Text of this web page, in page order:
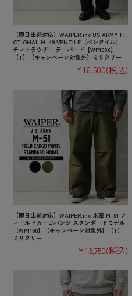
【即日出荷対応】WAIPER.inc US ARMY FI
CTIONAL M-49 VENTILE（ベンタイル）
チノトラウザー テーパード【WP1086】
【T】【キャンペーン対象外】ミリタリー
¥16,500(税込)
【即日出荷対応】WAIPER.inc 米軍 M-51 フ
ィールドカーゴパンツ スタンダードモデル
【WP1160】【キャンペーン対象外】【T】
ミリタリー
¥13,750(税込)